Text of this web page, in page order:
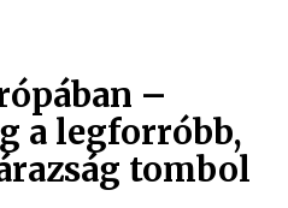
–
a legforróbb,
tombol